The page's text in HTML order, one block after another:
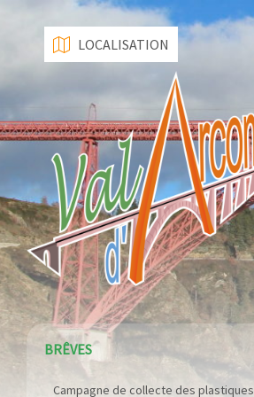
LOCALISATION
BRÊVES
Campagne de collecte des plastiques